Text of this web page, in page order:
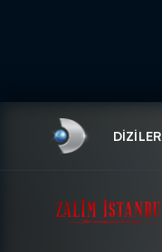
DIZILER